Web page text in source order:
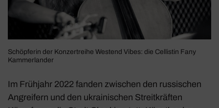
Schöp­ferin der Konzert­reihe Westend Vibes: die Cellistin Fany
Kammer­lander
Im Früh­jahr 2022 fanden zwischen den russi­schen
Angrei­fern und den ukrai­ni­schen Streit­kräften